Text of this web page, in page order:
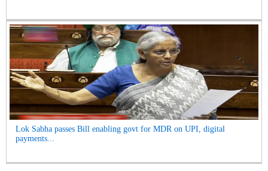
Lok Sabha passes Bill enabling govt for MDR on UPI, digital
payments...